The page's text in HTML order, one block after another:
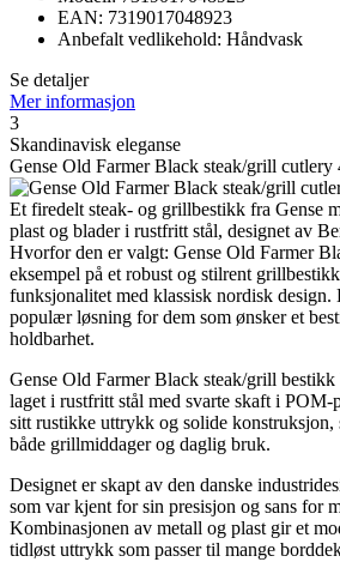
EAN: 7319017048923
Anbefalt vedlikehold: Håndvask
Se detaljer
Mer informasjon
3
Skandinavisk eleganse
Gense Old Farmer Black steak/grill cutlery
Et firedelt steak- og grillbestikk fra Gense
plast og blader i rustfritt stål, designet av
Hvorfor den er valgt: Gense Old Farmer
eksempel på et robust og stilrent
funksjonalitet med klassisk nordisk design.
populær løsning for dem som ønsker et
holdbarhet.
Gense Old Farmer Black steak/grill bestikk
laget i rustfritt stål med svarte skaft i POM-
sitt rustikke uttrykk og solide konstruksjon,
både grillmiddager og daglig bruk.
Designet er skapt av den danske
som var kjent for sin presisjon og sans for
Kombinasjonen av metall og plast gir et
tidløst uttrykk som passer til mange